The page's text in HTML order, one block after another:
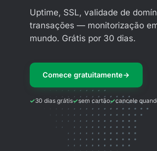
Uptime, SSL, validade de
transações — monitorização
mundo. Grátis por 30 dias.
Comece gratuitamente→
30 dias grátis sem cartão cancele